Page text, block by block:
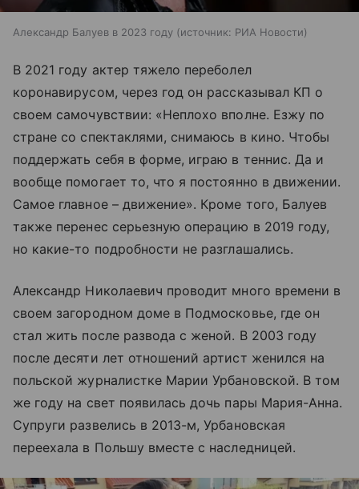
Александр Балуев в 2023 году источник: РИА Новости
В 2021 году актер тяжело переболел
коронавирусом, через год он рассказывал КП о
своем самочувствии: «Неплохо вполне. Езжу по
стране со спектаклями, снимаюсь в кино. Чтобы
поддержать себя в форме, играю в теннис. Да и
вообще помогает то, что я постоянно в движении.
Самое главное – движение». Кроме того, Балуев
также перенес серьезную операцию в 2019 году,
но какие-то подробности не разглашались.
Александр Николаевич проводит много времени в
своем загородном доме в Подмосковье, где он
стал жить после развода с женой. В 2003 году
после десяти лет отношений артист женился на
польской журналистке Марии Урбановской. В том
же году на свет появилась дочь пары Мария-Анна.
Супруги развелись в 2013-м, Урбановская
переехала в Польшу вместе с наследницей.